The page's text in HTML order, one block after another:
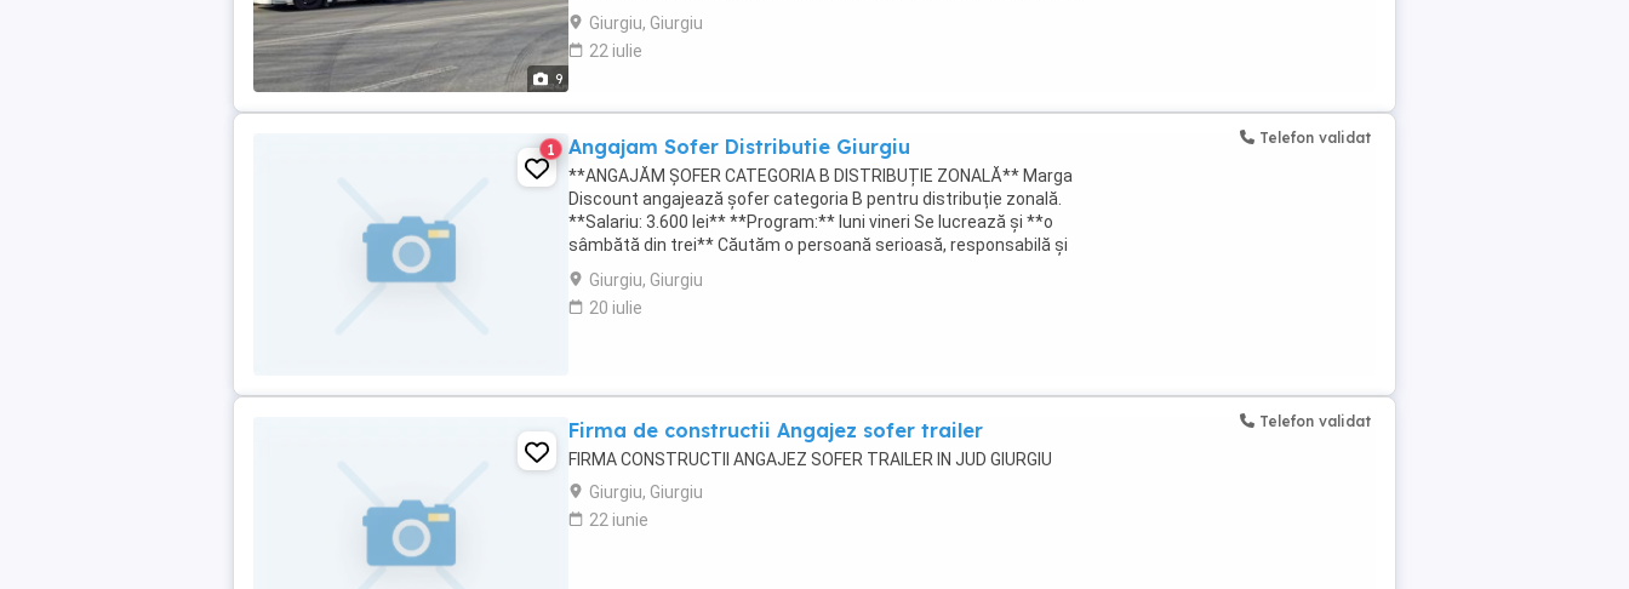
9
clientii nostri si partenerii ...
Giurgiu, Giurgiu
22 iulie
1 Angajam Sofer Distributie Giurgiu
**ANGAJĂM ȘOFER CATEGORIA B DISTRIBUȚIE ZONALĂ** Marga
Discount angajează șofer categoria B pentru distribuție zonală.
**Salariu: 3.600 lei** **Program:** luni vineri Se lucrează și **o
sâmbătă din trei** Căutăm o persoană serioasă, responsabilă și
punctuală. Giurgiu Pentru mai ...
Giurgiu, Giurgiu
20 iulie
Telefon validat
Firma de constructii Angajez sofer trailer
FIRMA CONSTRUCTII ANGAJEZ SOFER TRAILER IN JUD GIURGIU
Giurgiu, Giurgiu
22 iunie
Telefon validat